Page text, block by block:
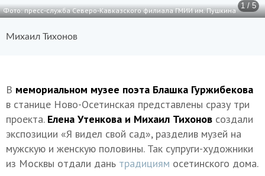
1 / 5
Фото: пресс-служба Северо-Кавказского филиала ГМИИ им. Пушкина
Михаил Тихонов
В мемориальном музее поэта Блашка Гуржибекова
в станице Ново-Осетинская представлены сразу три
проекта. Елена Утенкова и Михаил Тихонов создали
экспозиции «Я видел свой сад», разделив музей на
мужскую и женскую половины. Так супруги-художники
из Москвы отдали дань традициям осетинского дома.